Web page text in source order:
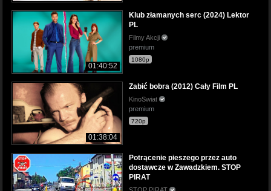
01:40:52
Klub złamanych serc (2024) Lektor
PL
Filmy Akcji
premium
1080p
01:38:04
Zabić bobra (2012) Cały Film PL
KinoSwiat
premium
720p
Potrącenie pieszego przez auto
dostawcze w Zawadzkiem. STOP
PIRAT